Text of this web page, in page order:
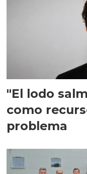
"El lodo
como
problema